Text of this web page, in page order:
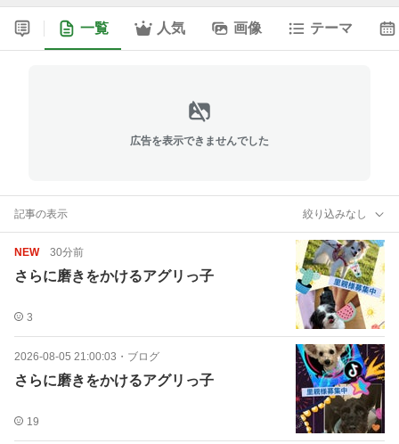
一覧 人気 画像 テーマ
広告を表示できませんでした
記事の表示 絞り込みなし
NEW 30分前
さらに磨きをかけるアグリっ子
3
2026-08-05 21:00:03 ・ ブログ
さらに磨きをかけるアグリっ子
19